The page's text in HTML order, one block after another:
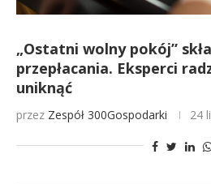
„Ostatni wolny pokój”
przepłacania. Eksperci
uniknąć
przez Zespół 300Gospodarki 24